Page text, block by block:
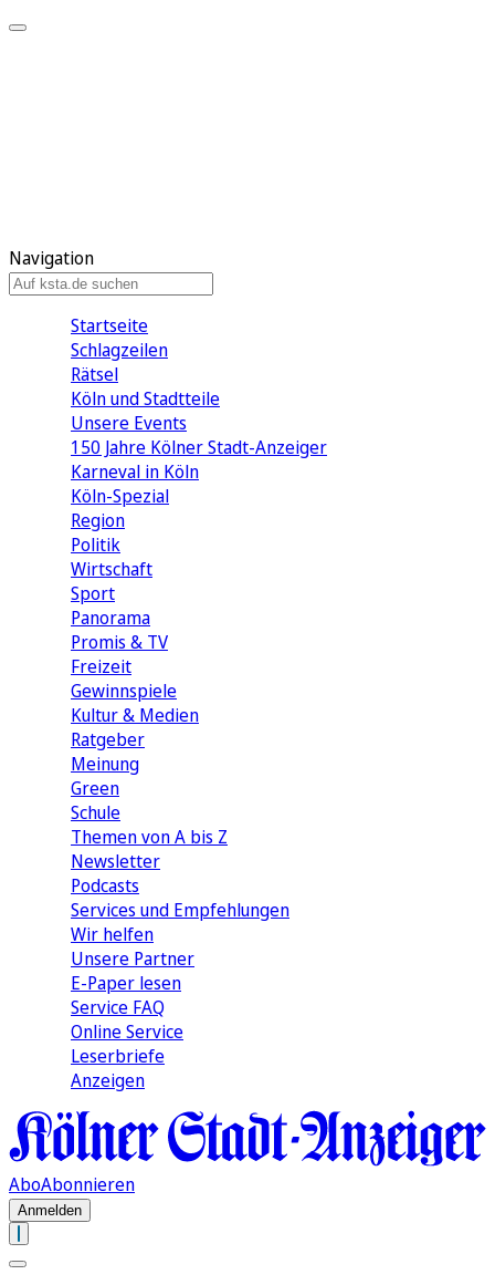
Navigation
Startseite
Schlagzeilen
Rätsel
Köln und Stadtteile
Unsere Events
150 Jahre Kölner Stadt-Anzeiger
Karneval in Köln
Köln-Spezial
Region
Politik
Wirtschaft
Sport
Panorama
Promis & TV
Freizeit
Gewinnspiele
Kultur & Medien
Ratgeber
Meinung
Green
Schule
Themen von A bis Z
Newsletter
Podcasts
Services und Empfehlungen
Wir helfen
Unsere Partner
E-Paper lesen
Service FAQ
Online Service
Leserbriefe
Anzeigen
AboAbonnieren
Anmelden